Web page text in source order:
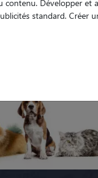
Tous les
contenu. Développer et
standard. Créer